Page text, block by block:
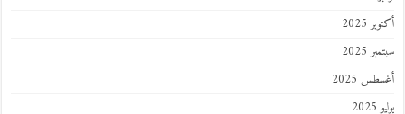
2025
2025
2025